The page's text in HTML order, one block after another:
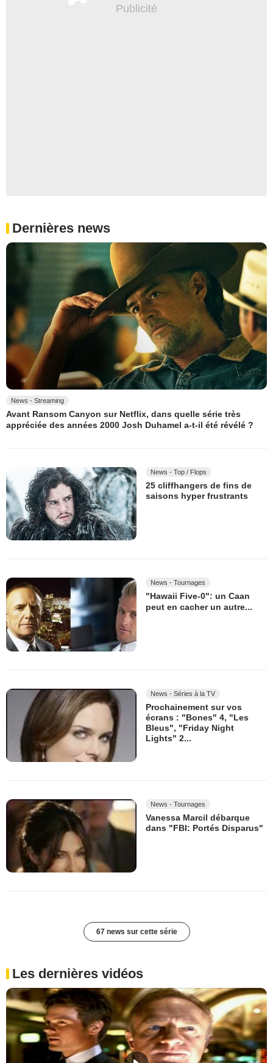
Dernières news
News - Streaming
Avant Ransom Canyon sur Netflix, dans quelle série très
appréciée des années 2000 Josh Duhamel a-t-il été révélé ?
News - Top / Flops
25 cliffhangers de fins de
saisons hyper frustrants
News - Tournages
"Hawaii Five-0": un Caan
peut en cacher un autre...
News - Séries à la TV
Prochainement sur vos
écrans : "Bones" 4, "Les
Bleus", "Friday Night
Lights" 2...
News - Tournages
Vanessa Marcil débarque
dans "FBI: Portés Disparus"
67 news sur cette série
Les dernières vidéos